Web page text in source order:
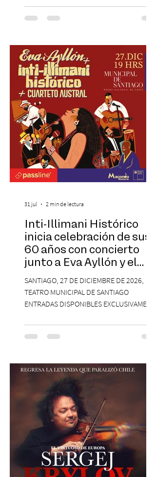
cinematográfica y actores en vivo,
recreando algunos de los universos más
una nueva atracción a su oferta
gastronómica y turística con la apertura de
Cinema, un restaurante temático
inspirado en el concepto de un museo de
Hollywood, que promete transportar a sus
visitantes a distintos
Inti-Illimani Histórico
inicia celebración de sus
60 años con concierto
junto a Eva Ayllón y el
Cuarteto Austral en el
Teatro Municipal de
Santiago
SANTIAGO, 27 DE DICIEMBRE DE 2026,
TEATRO MUNICIPAL DE SANTIAGO
ENTRADAS DISPONIBLES EXCLUSIVAMENTE
agrupación ícono de la Nueva Canción
Chilena conmemorará su legado de 60
19:00 horas, en el Teatro Municipal de
Santiago. La celebración reunirá a la
máxima exponente de la música popular
peruana, Eva Ayllón, al Cuarteto Austral y
un repertorio que recorrerá seis décadas
de obras que transformaron l
31 jul 2 min de lectura